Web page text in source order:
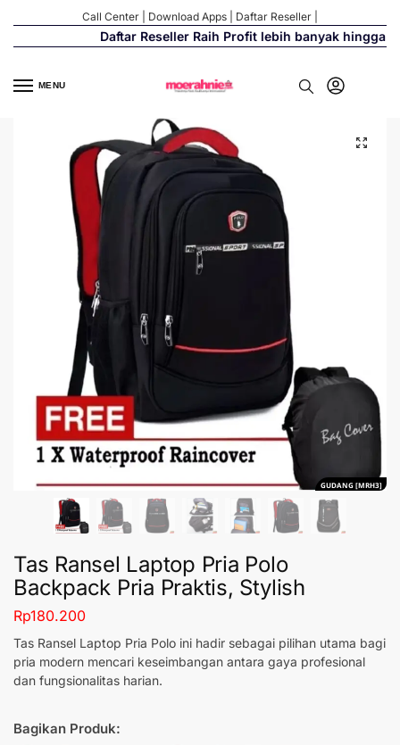
Call Center Download Apps Daftar Reseller
Daftar Reseller Raih Profit lebih banyak hingga
MENU
GUDANG [MRH3]
Tas Ransel Laptop Pria Polo
Backpack Pria Praktis, Stylish
Rp180.200
Tas Ransel Laptop Pria Polo ini hadir sebagai pilihan utama bagi
pria modern mencari keseimbangan antara gaya profesional
dan fungsionalitas harian.
Bagikan Produk: